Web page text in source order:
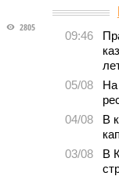
2805
09:46
05/08
На
04/08
В
03/08
В